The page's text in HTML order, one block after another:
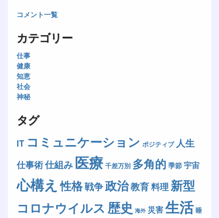
コメント一覧
カテゴリー
仕事
健康
知恵
社会
神秘
タグ
IT コミュニケーション ポジティブ 人生
仕事術仕組み医療 千差万別 多角的 季節 宇宙
心構え 性格戦争政治教育料理 新型
コロナウイルス 歴史 海外 災害生活 睡